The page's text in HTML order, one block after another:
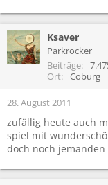
Ksaver
Parkrocker
Beiträge
Ort
Coburg
28. August 2011
zufällig heute auch
spiel mit
doch noch